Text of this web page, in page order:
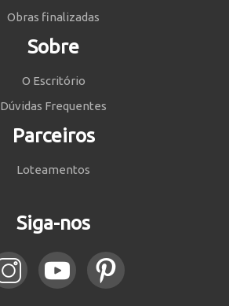
Obras finalizadas
Sobre
O Escritório
Dúvidas Frequentes
Parceiros
Loteamentos
Siga-nos